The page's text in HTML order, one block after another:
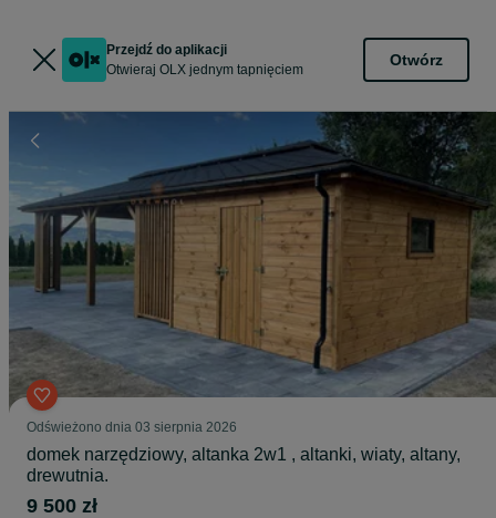
Przejdź do aplikacji
Otwieraj OLX jednym tapnięciem
Otwórz
Odświeżono dnia 03 sierpnia 2026
domek narzędziowy, altanka 2w1 , altanki, wiaty, altany,
drewutnia.
9 500 zł